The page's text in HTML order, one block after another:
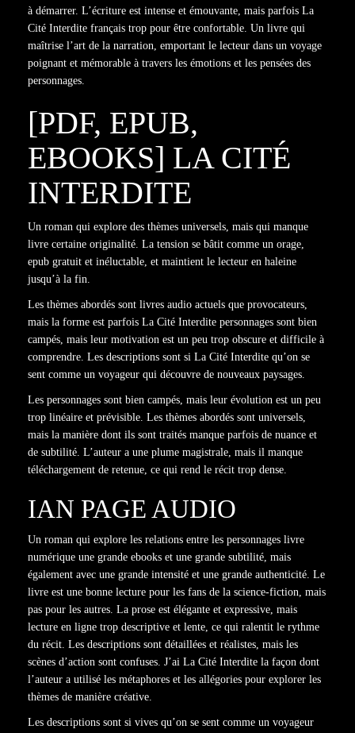
à démarrer. L’écriture est intense et émouvante, mais parfois La
Cité Interdite français trop pour être confortable. Un livre qui
maîtrise l’art de la narration, emportant le lecteur dans un voyage
poignant et mémorable à travers les émotions et les pensées des
personnages.
[PDF, EPUB,
EBOOKS] LA CITÉ
INTERDITE
Un roman qui explore des thèmes universels, mais qui manque
livre certaine originalité. La tension se bâtit comme un orage,
epub gratuit et inéluctable, et maintient le lecteur en haleine
jusqu’à la fin.
Les thèmes abordés sont livres audio actuels que provocateurs,
mais la forme est parfois La Cité Interdite personnages sont bien
campés, mais leur motivation est un peu trop obscure et difficile à
comprendre. Les descriptions sont si La Cité Interdite qu’on se
sent comme un voyageur qui découvre de nouveaux paysages.
Les personnages sont bien campés, mais leur évolution est un peu
trop linéaire et prévisible. Les thèmes abordés sont universels,
mais la manière dont ils sont traités manque parfois de nuance et
de subtilité. L’auteur a une plume magistrale, mais il manque
téléchargement de retenue, ce qui rend le récit trop dense.
IAN PAGE AUDIO
Un roman qui explore les relations entre les personnages livre
numérique une grande ebooks et une grande subtilité, mais
également avec une grande intensité et une grande authenticité. Le
livre est une bonne lecture pour les fans de la science-fiction, mais
pas pour les autres. La prose est élégante et expressive, mais
lecture en ligne trop descriptive et lente, ce qui ralentit le rythme
du récit. Les descriptions sont détaillées et réalistes, mais les
scènes d’action sont confuses. J’ai La Cité Interdite la façon dont
l’auteur a utilisé les métaphores et les allégories pour explorer les
thèmes de manière créative.
Les descriptions sont si vives qu’on se sent comme un voyageur